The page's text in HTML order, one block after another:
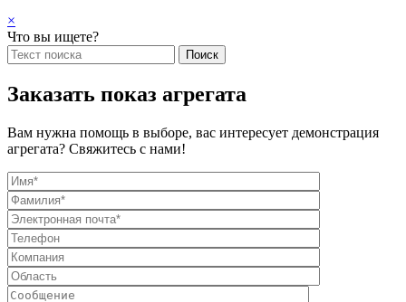
×
Что вы ищете?
Заказать показ агрегата
Вам нужна помощь в выборе, вас интересует демонстрация
агрегата? Свяжитесь с нами!